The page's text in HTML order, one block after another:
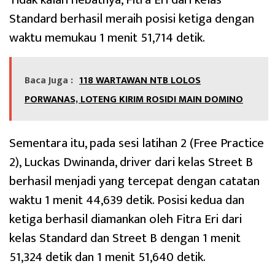
Standard berhasil meraih posisi ketiga dengan
waktu memukau 1 menit 51,714 detik.
Baca Juga : 118 WARTAWAN NTB LOLOS
PORWANAS, LOTENG KIRIM ROSIDI MAIN DOMINO
Sementara itu, pada sesi latihan 2 (Free Practice
2), Luckas Dwinanda, driver dari kelas Street B
berhasil menjadi yang tercepat dengan catatan
waktu 1 menit 44,639 detik. Posisi kedua dan
ketiga berhasil diamankan oleh Fitra Eri dari
kelas Standard dan Street B dengan 1 menit
51,324 detik dan 1 menit 51,640 detik.